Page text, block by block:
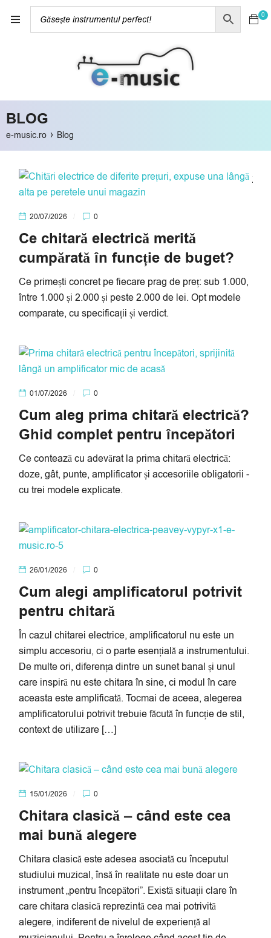
0
BLOG
e-music.ro › Blog
CITEȘTE MAI DEPARTE
20/07/2026 0
Ce chitară electrică merită
cumpărată în funcție de buget?
Ce primești concret pe fiecare prag de preț: sub 1.000,
între 1.000 și 2.000 și peste 2.000 de lei. Opt modele
comparate, cu specificații și verdict.
01/07/2026 0
Cum aleg prima chitară electrică?
Ghid complet pentru începători
Ce contează cu adevărat la prima chitară electrică:
doze, gât, punte, amplificator și accesoriile obligatorii -
cu trei modele explicate.
26/01/2026 0
Cum alegi amplificatorul potrivit
pentru chitară
În cazul chitarei electrice, amplificatorul nu este un
simplu accesoriu, ci o parte esențială a instrumentului.
De multe ori, diferența dintre un sunet banal și unul
care inspiră nu este chitara în sine, ci modul în care
aceasta este amplificată. Tocmai de aceea, alegerea
amplificatorului potrivit trebuie făcută în funcție de stil,
context de utilizare […]
15/01/2026 0
Chitara clasică – când este cea
mai bună alegere
Chitara clasică este adesea asociată cu începutul
studiului muzical, însă în realitate nu este doar un
instrument „pentru începători”. Există situații clare în
care chitara clasică reprezintă cea mai potrivită
alegere, indiferent de nivelul de experiență al